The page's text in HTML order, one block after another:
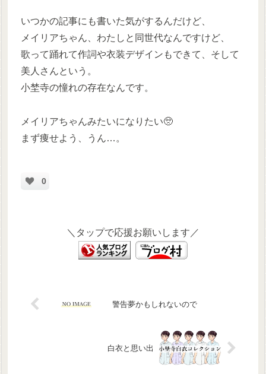
いつかの記事にも書いた気がするんだけど、
メイリアちゃん、わたしと同世代なんですけど、
歌って踊れて作詞や衣装デザインもできて、そして
美人さんという。
小埜寺の憧れの存在なんです。
メイリアちゃんみたいになりたい🥺
まず痩せよう、うん…。
0
＼タップで応援お願いします／
警告夢かもしれないので
白衣と思い出